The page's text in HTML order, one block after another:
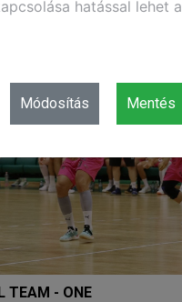
TEAM - ONE
hatással lehet a
Módosítás Mentés